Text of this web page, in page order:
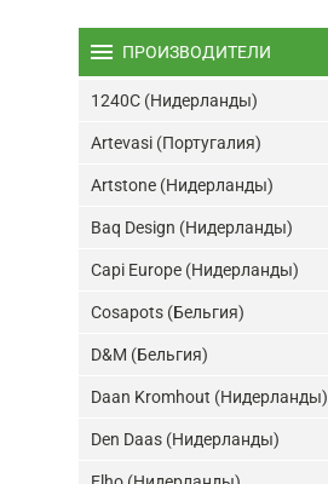
menu ПРОИЗВОДИТЕЛИ
1240C (Нидерланды)
Artevasi (Португалия)
Artstone (Нидерланды)
Baq Design (Нидерланды)
Capi Europe (Нидерланды)
Cosapots (Бельгия)
D&M (Бельгия)
Daan Kromhout (Нидерланды)
Den Daas (Нидерланды)